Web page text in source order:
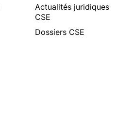
Actualités juridiques
CSE
Dossiers CSE